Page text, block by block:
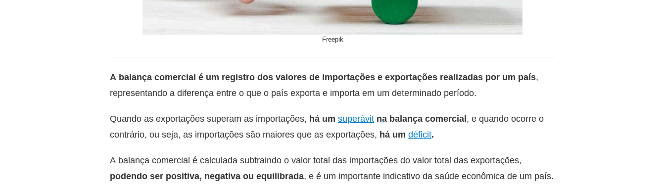
Freepik
A balança comercial é um registro dos valores de importações e exportações realizadas por um país,
representando a diferença entre o que o país exporta e importa em um determinado período.
Quando as exportações superam as importações, há um superávit na balança comercial, e quando ocorre o
contrário, ou seja, as importações são maiores que as exportações, há um déficit.
A balança comercial é calculada subtraindo o valor total das importações do valor total das exportações,
podendo ser positiva, negativa ou equilibrada, e é um importante indicativo da saúde econômica de um país.